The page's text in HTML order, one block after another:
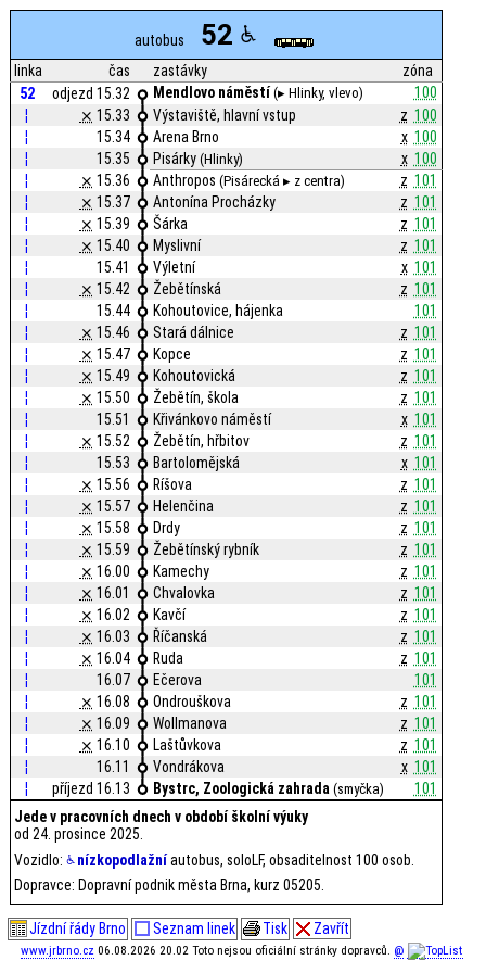
autobus 52
linka čas zastávky
zóna
52
odjezd 15.32 Mendlovo náměstí (▸ Hlinky, vlevo)
100
¦
⨯ 15.33 Výstaviště, hlavní vstup z 100
¦
15.34 Arena Brno x 100
¦
15.35 Pisárky(Hlinky) x 100
¦
⨯ 15.36 Anthropos(Pisárecká ▸ z centra) z 101
¦
⨯ 15.37 Antonína Procházky z 101
¦
⨯ 15.39 Šárka z 101
¦
⨯ 15.40 Myslivní z 101
¦
15.41 Výletní x 101
¦
⨯ 15.42 Žebětínská z 101
¦
15.44 Kohoutovice, hájenka
101
¦
⨯ 15.46 Stará dálnice z 101
¦
⨯ 15.47 Kopce z 101
¦
⨯ 15.49 Kohoutovická z 101
¦
⨯ 15.50 Žebětín, škola z 101
¦
15.51 Křivánkovo náměstí x 101
¦
⨯ 15.52 Žebětín, hřbitov z 101
¦
15.53 Bartolomějská x 101
¦
⨯ 15.56 Ríšova z 101
¦
⨯ 15.57 Helenčina z 101
¦
⨯ 15.58 Drdy z 101
¦
⨯ 15.59 Žebětínský rybník z 101
¦
⨯ 16.00 Kamechy z 101
¦
⨯ 16.01 Chvalovka z 101
¦
⨯ 16.02 Kavčí z 101
¦
⨯ 16.03 Říčanská z 101
¦
⨯ 16.04 Ruda z 101
¦
16.07 Ečerova
101
¦
⨯ 16.08 Ondrouškova z 101
¦
⨯ 16.09 Wollmanova z 101
¦
⨯ 16.10 Laštůvkova z 101
¦
16.11 Vondrákova x 101
¦
příjezd 16.13 Bystrc, Zoologická zahrada (smyčka)
101
Jede v pracovních dnech v období školní výuky
od 24. prosince 2025.
Vozidlo: nízkopodlažníautobus, soloLF, obsaditelnost 100 osob.
Dopravce: Dopravní podnik města Brna, kurz 05205.
Jízdní řády Brno Seznam linek Tisk Zavřít
www.jrbrno.cz 06.08.2026 20.02 Toto nejsou oficiální stránky dopravců. @